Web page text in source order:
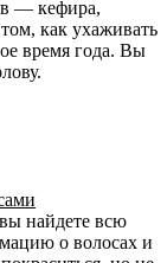
— кефира,
как ухаживать
время года. Вы
найдете всю
о волосах и